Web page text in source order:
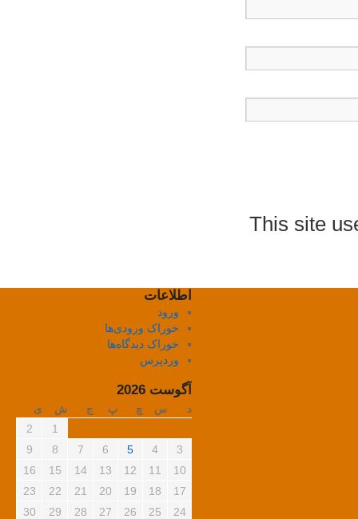
This site
اطلاعات
ورود
خوراک ورودی‌ها
خوراک دیدگاه‌ها
وردپرس
آگوست 2026
د س چ پ ج ش ی
1
2
3
4
5
6
7
8
9
10
11
12
13
14
15
16
17
18
19
20
21
22
23
24
25
26
27
28
29
30